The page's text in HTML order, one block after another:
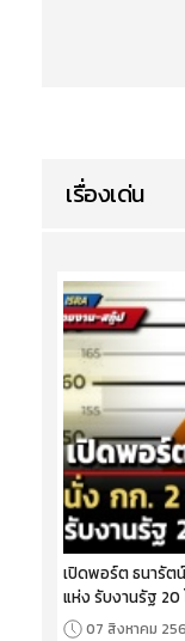
เรื่องเด่น
เปิดพอร์ต ธนารัต
แห่ง รับงานรัฐ 20
07 สิงหาคม